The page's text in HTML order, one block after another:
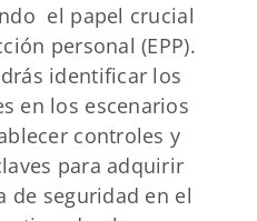
el papel crucial
personal (EPP).
identificar los
en los escenarios
controles y
para adquirir
de seguridad en el